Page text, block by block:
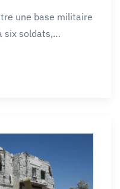
une base militaire
six soldats,…